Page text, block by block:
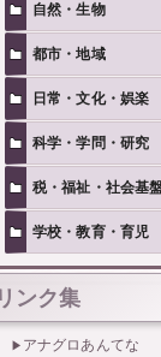
自然・生物
都市・地域
日常・文化・娯楽
科学・学問・研究
税・福祉・社会基
学校・教育・育児
リンク集
アナグロあんてな